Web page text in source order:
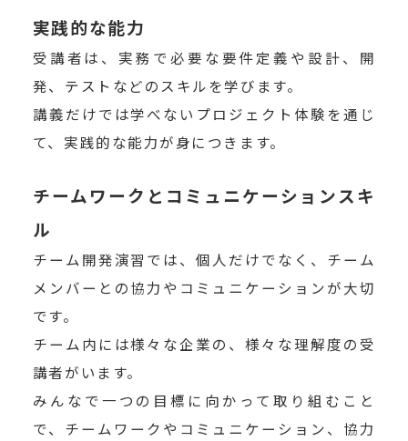
実践的な能力
受講者は、実務で必要な要件定義や設計、開
発、テストなどのスキルを学びます。
講義だけでは学べないプロジェクト体験を通じ
て、実践的な能力が身につきます。
チームワークとコミュニケーションスキ
ル
チーム開発演習では、個人だけでなく、チーム
メンバーとの協力やコミュニケーションが大切
です。
チーム内には様々な企業の、様々な理解度の受
講者がいます。
みんなで一つの目標に向かって取り組むこと
で、チームワークやコミュニケーション、協力